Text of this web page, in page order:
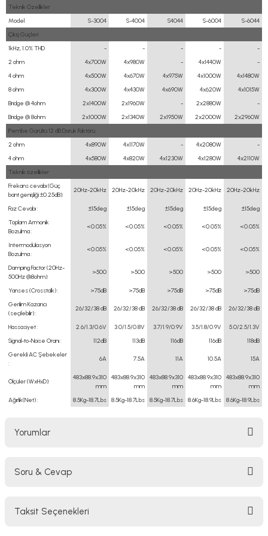
Teknik Özellikler
Model
S-3004 S-4004 S4044 S-6004
S-6044
Çıkış Güçleri
1kHz, 1.0% THD
- - - -
-
2 ohm
4x700W 4x980W - 4x1440W
-
4 ohm
4x500W 4x670W 4x975W 4x1000W
4x1480W
8 ohm
4x300W 4x430W 4x690W 4x620W
4x1015W
Bridge @ 4ohm
2x1400W 2x1960W - 2x2880W
-
Bridge @ 8ohm
2x1000W 2x1340W 2x1950W 2x2000W
2x2960W
Pembe Gürültü 12 dB Doruk Faktörü
2 ohm
4x890W 4x1170W - 4x2080W
-
4 ohm
4x580W 4x820W 4x1230W 4x1280W
4x2110W
Teknik özellikler
Frekans cevabı (Güç
bant genişliği ±0.25dB):
20Hz-20kHz 20Hz-20kHz 20Hz-20kHz 20Hz-20kHz 20Hz-20kHz
Faz Cevabı : ±15deg ±15deg ±15deg ±15deg
±15deg
Toplam Armonik
Bozulma :
<0.05% <0.05% <0.05% <0.05% <0.05%
Intermodülasyon
Bozulma :
<0.05% <0.05% <0.05% <0.05% <0.05%
Damping Factor (20Hz-
500Hz @8ohm):
>500 >500 >500 >500 >500
Yanses (Crosstalk) : >75dB >75dB >75dB >75dB
>75dB
Gerilim Kazancı
(seçilebilir) :
26/32/38 dB 26/32/38 dB 26/32/38 dB 26/32/38 dB 26/32/38 dB
Hassasiyet : 2.6/1.3/0.6V 3.0/1.5/0.8V 3.7/1.9/0.9V 3.5/1.8/0.9V
5.0/2.5/1.3V
Signal-to-Noise Oranı :
112dB 113dB 116dB 116dB
118dB
Gerekli AC Şebekeler
:
6A 7.5A 11A 10.5A 15A
Ölçüler (WxHxD):
483x88.9x310
mm
483x88.9x310
mm
483x88.9x310
mm
483x88.9x310
mm
483x88.9x310
mm
Ağırlık(Net) :
8.5Kg-18.7Lbs 8.5Kg-18.7Lbs 8.5Kg-18.7Lbs 8.6Kg-18.9Lbs 8.6Kg-18.9Lbs
Yorumlar
Soru & Cevap
Taksit Seçenekleri